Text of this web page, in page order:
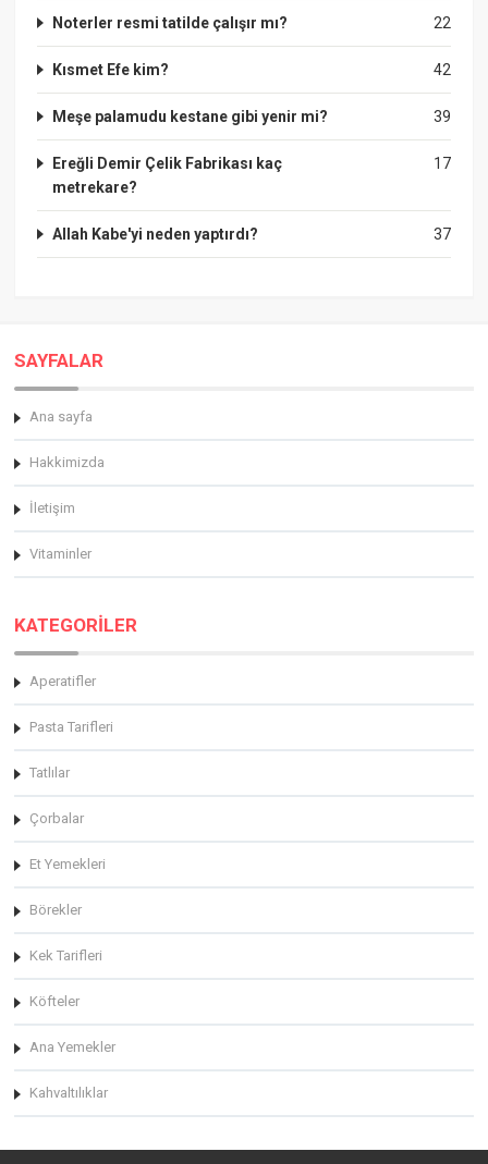
22
Noterler resmi tatilde çalışır mı?
42
Kısmet Efe kim?
39
Meşe palamudu kestane gibi yenir mi?
17
Ereğli Demir Çelik Fabrikası kaç
metrekare?
37
Allah Kabe'yi neden yaptırdı?
SAYFALAR
Ana sayfa
Hakkimizda
İletişim
Vitaminler
KATEGORİLER
Aperatifler
Pasta Tarifleri
Tatlılar
Çorbalar
Et Yemekleri
Börekler
Kek Tarifleri
Köfteler
Ana Yemekler
Kahvaltılıklar